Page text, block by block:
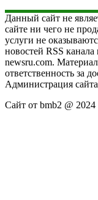
Данный сайт не
сайте ни чего не
услуги не
новостей RSS
newsru.com.
ответственность за
Администрация сайта
Сайт от bmb2 @ 2024